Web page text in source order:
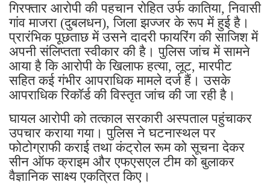
गिरफ्तार आरोपी की पहचान रोहित उर्फ कातिया, निवासी
गांव माजरा (दुबलधन), जिला झज्जर के रूप में हुई है।
प्रारंभिक पूछताछ में उसने दादरी फायरिंग की साजिश में
अपनी संलिप्तता स्वीकार की है। पुलिस जांच में सामने
आया है कि आरोपी के खिलाफ हत्या, लूट, मारपीट
सहित कई गंभीर आपराधिक मामले दर्ज हैं। उसके
आपराधिक रिकॉर्ड की विस्तृत जांच की जा रही है।
घायल आरोपी को तत्काल सरकारी अस्पताल पहुंचाकर
उपचार कराया गया। पुलिस ने घटनास्थल पर
फोटोग्राफी कराई तथा कंट्रोल रूम को सूचना देकर
सीन ऑफ क्राइम और एफएसएल टीम को बुलाकर
वैज्ञानिक साक्ष्य एकत्रित किए।